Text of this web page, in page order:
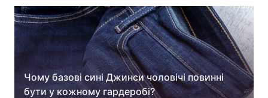
Чому базові сині Джинси чоловічі повинні
бути у кожному гардеробі?